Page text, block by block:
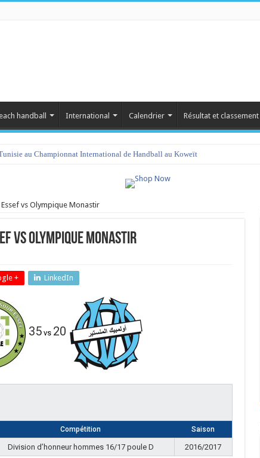
handball International Calendrier Résultat et classement
au Championnat International de Handball au Koweït
2023 : programme et liste des joueurs convoqués
vs Olympique Monastir
vs Olympique Monastir
+ LinkedIn
35 vs 20
Compétition Saison
Division d’honneur hommes 16/17 poule D 2016/2017